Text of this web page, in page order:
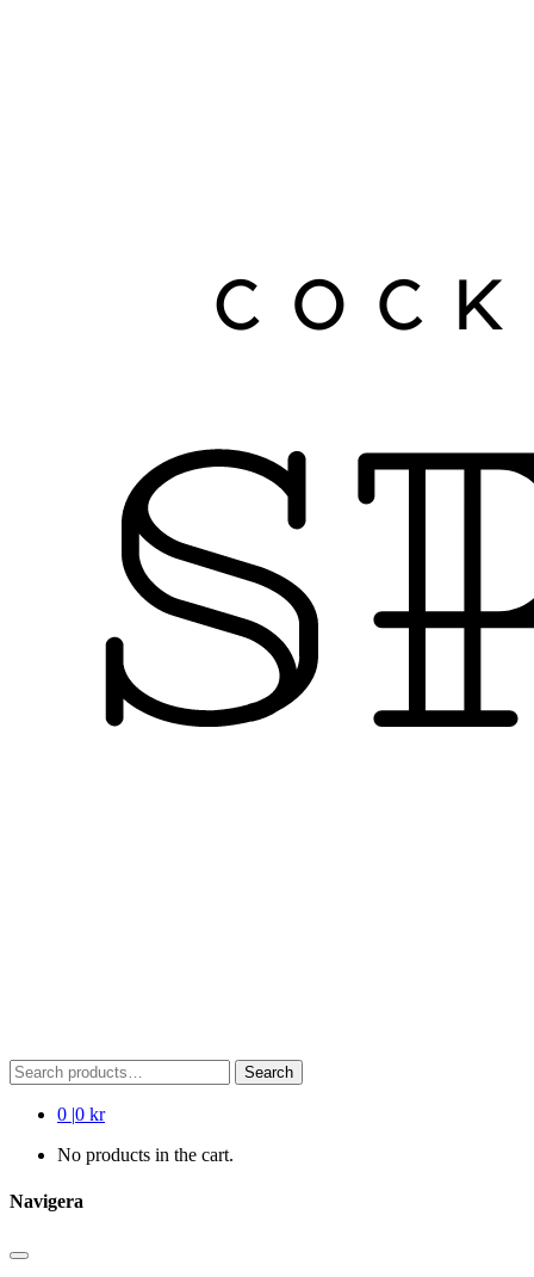
Search
for:
Search
0 |0 kr
No products in the cart.
Navigera